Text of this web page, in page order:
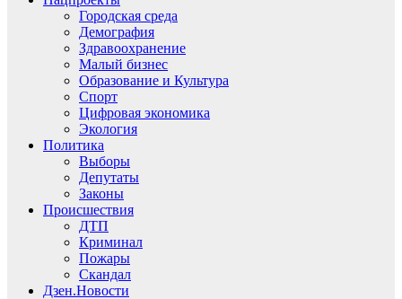
Городская среда
Демография
Здравоохранение
Малый бизнес
Образование и Культура
Спорт
Цифровая экономика
Экология
Политика
Выборы
Депутаты
Законы
Происшествия
ДТП
Криминал
Пожары
Скандал
Дзен.Новости